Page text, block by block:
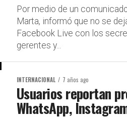
Por medio de un
Marta, informó que no se
Facebook Live con los
gerentes y...
INTERNACIONAL 7 años ago
Usuarios reportan
WhatsApp,